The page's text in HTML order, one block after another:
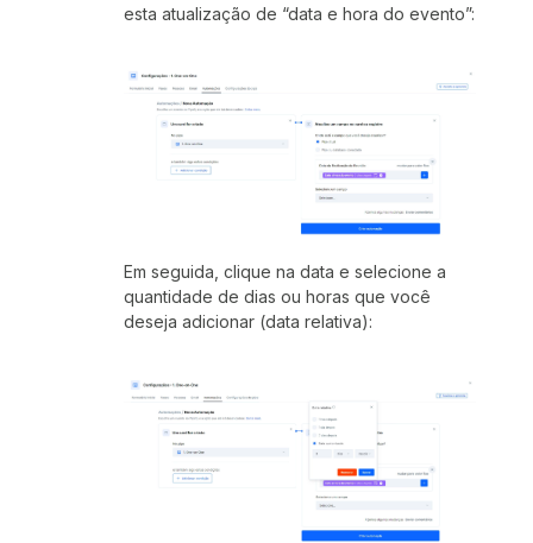
esta atualização de “data e hora do evento”:
Em seguida, clique na data e selecione a
quantidade de dias ou horas que você
deseja adicionar (data relativa):